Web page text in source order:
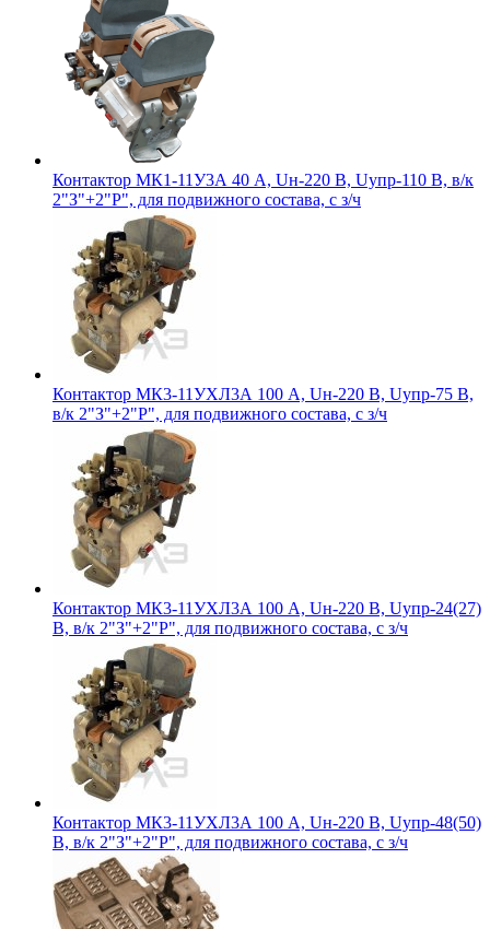
Контактор МК1-11У3А 40 А, Uн-220 В, Uупр-110 В, в/к
2"З"+2"Р", для подвижного состава, с з/ч
Контактор МК3-11УХЛ3А 100 А, Uн-220 В, Uупр-75 В,
в/к 2"З"+2"Р", для подвижного состава, с з/ч
Контактор МК3-11УХЛ3А 100 А, Uн-220 В, Uупр-24(27)
В, в/к 2"З"+2"Р", для подвижного состава, с з/ч
Контактор МК3-11УХЛ3А 100 А, Uн-220 В, Uупр-48(50)
В, в/к 2"З"+2"Р", для подвижного состава, с з/ч